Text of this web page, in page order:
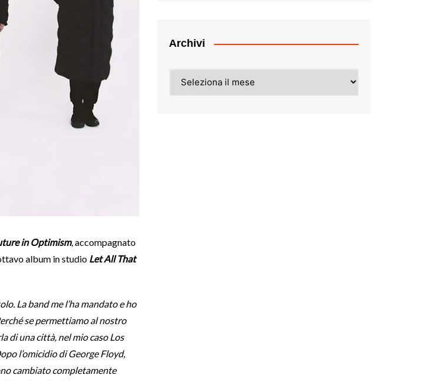
in Optimism, accompagnato
album in studio Let All That
La band me l’ha mandato e ho
se permettiamo al nostro
di una città, nel mio caso Los
l’omicidio di George Floyd,
cambiato completamente
Archivi